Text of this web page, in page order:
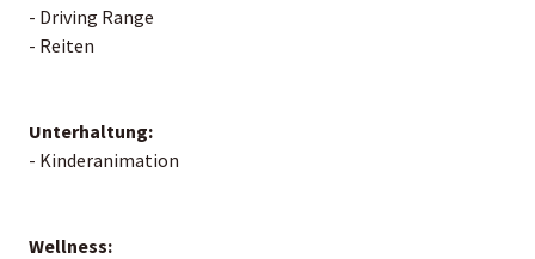
- Driving Range
- Reiten
Unterhaltung:
- Kinderanimation
Wellness: